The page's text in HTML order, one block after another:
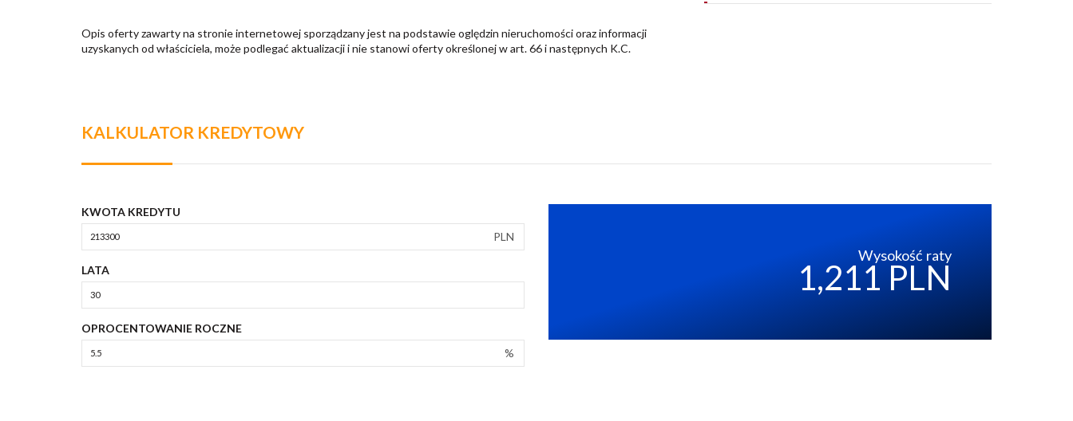
Opis oferty zawarty na stronie internetowej sporządzany jest na podstawie oględzin nieruchomości oraz informacji
uzyskanych od właściciela, może podlegać aktualizacji i nie stanowi oferty określonej w art. 66 i następnych K.C.
KALKULATOR KREDYTOWY
KWOTA KREDYTU
PLN
LATA
OPROCENTOWANIE ROCZNE
%
Wysokość raty
1,211 PLN